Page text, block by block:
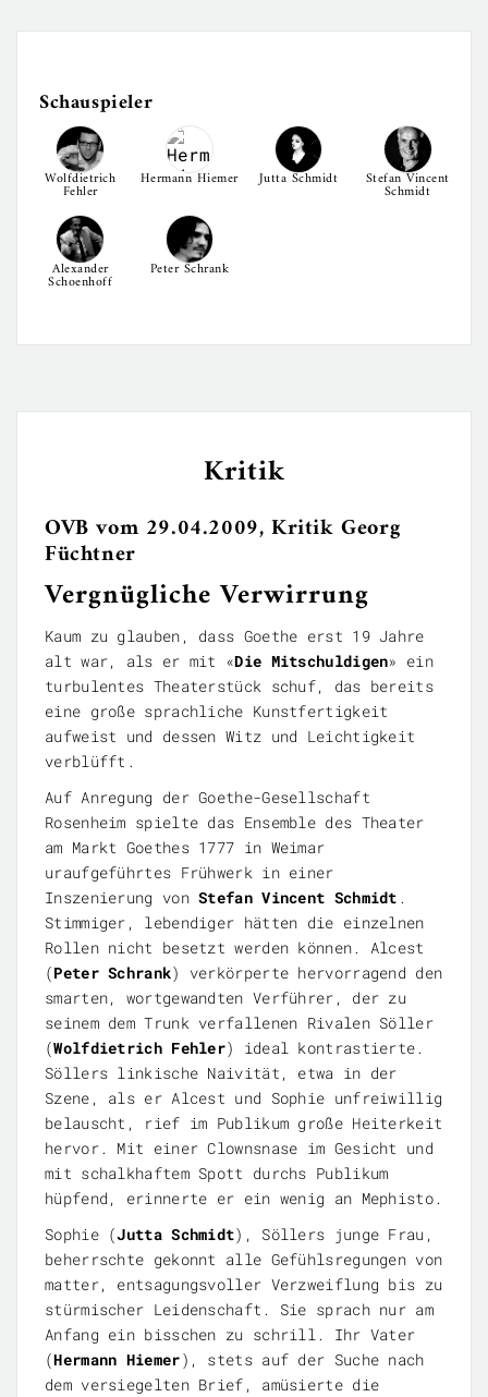
Schauspieler
Wolfdietrich
Fehler
Hermann Hiemer Jutta Schmidt Stefan Vincent
Schmidt
Alexander
Schoenhoff
Peter Schrank
Kritik
OVB vom 29.04.2009, Kritik Georg
Füchtner
Vergnügliche Verwirrung
Kaum zu glauben, dass Goethe erst 19 Jahre
alt war, als er mit «Die Mitschuldigen» ein
turbulentes Theaterstück schuf, das bereits
eine große sprachliche Kunstfertigkeit
aufweist und dessen Witz und Leichtigkeit
verblüfft.
Auf Anregung der Goethe-Gesellschaft
Rosenheim spielte das Ensemble des Theater
am Markt Goethes 1777 in Weimar
uraufgeführtes Frühwerk in einer
Inszenierung vonStefan Vincent Schmidt .
Stimmiger, lebendiger hätten die einzelnen
Rollen nicht besetzt werden können. Alcest
(Peter Schrank) verkörperte hervorragend den
smarten, wortgewandten Verführer, der zu
seinem dem Trunk verfallenen Rivalen Söller
(Wolfdietrich Fehler) ideal kontrastierte.
Söllers linkische Naivität, etwa in der
Szene, als er Alcest und Sophie unfreiwillig
belauscht, rief im Publikum große Heiterkeit
hervor. Mit einer Clownsnase im Gesicht und
mit schalkhaftem Spott durchs Publikum
hüpfend, erinnerte er ein wenig an Mephisto.
Sophie (Jutta Schmidt), Söllers junge Frau,
beherrschte gekonnt alle Gefühlsregungen von
matter, entsagungsvoller Verzweiflung bis zu
stürmischer Leidenschaft. Sie sprach nur am
Anfang ein bisschen zu schrill. Ihr Vater
(Hermann Hiemer), stets auf der Suche nach
dem versiegelten Brief, amüsierte die